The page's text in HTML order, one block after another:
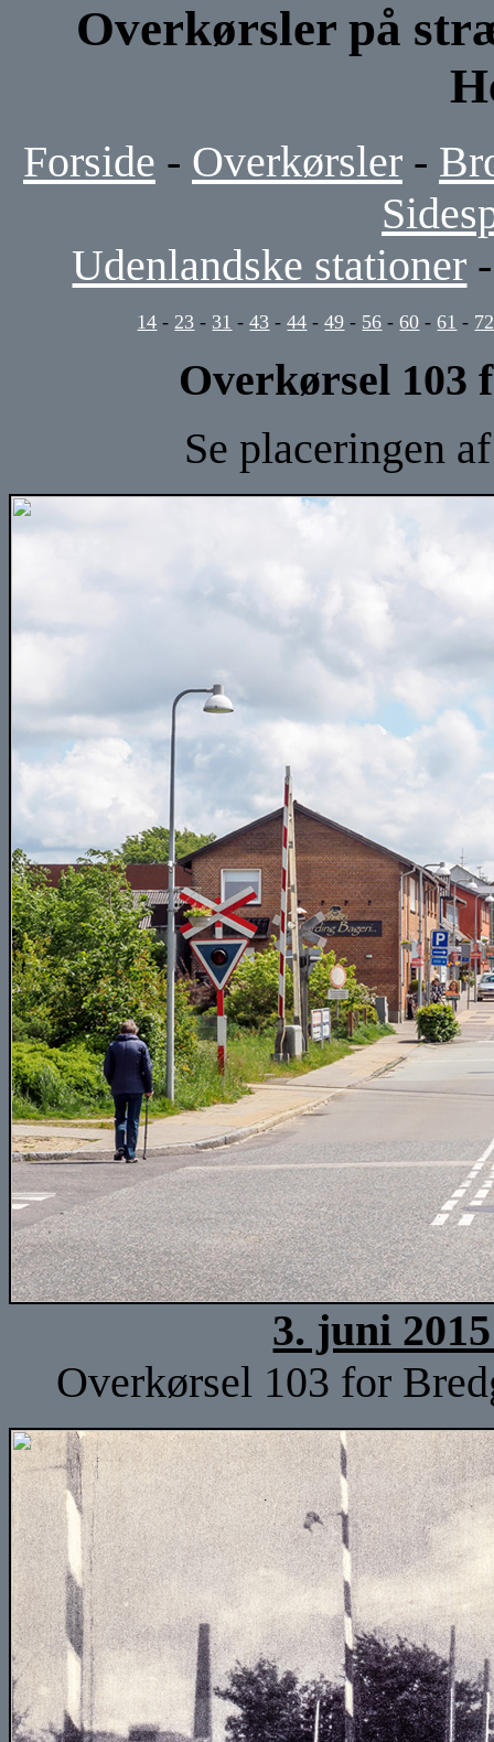
Overkørsler på
Forside - Overkørsler -
Udenlandske stationer
14 - 23 - 31 -43 -44 -49 - 56 -60 -61 - 72
Overkørsel 103
Se placeringen
3. juni
Overkørsel 103 for